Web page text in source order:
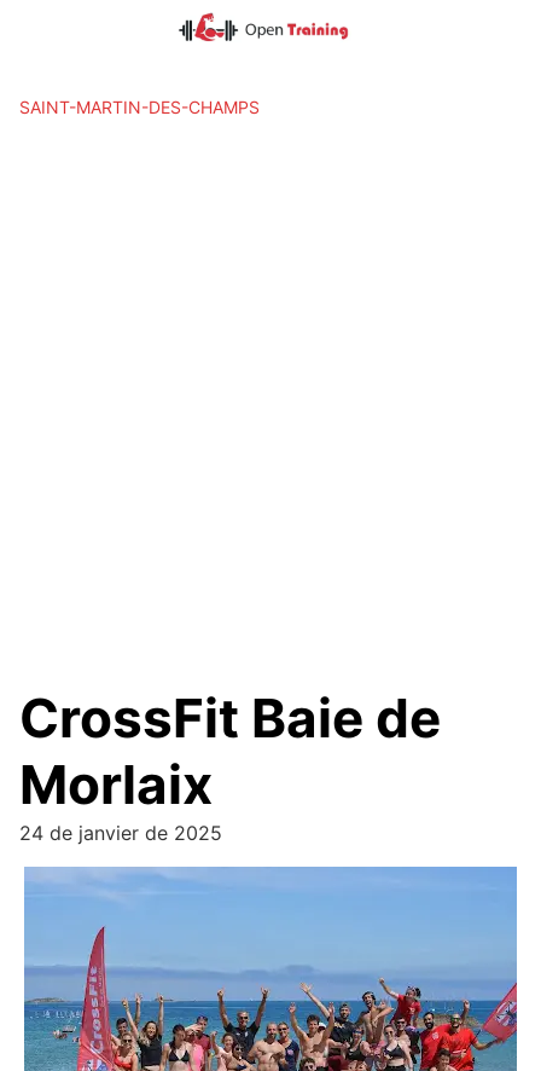
SAINT-MARTIN-DES-CHAMPS
CrossFit Baie de
Morlaix
24 de janvier de 2025